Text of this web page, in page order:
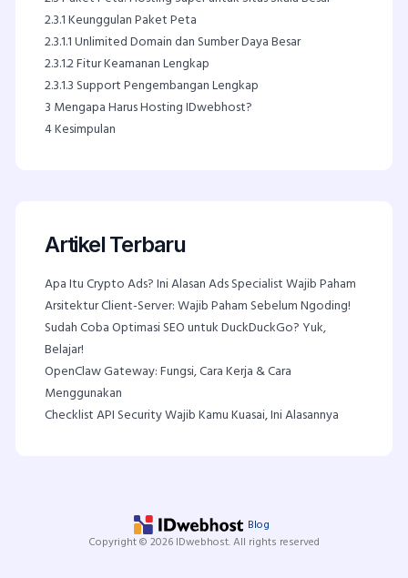
2.3.1Keunggulan Paket Peta
2.3.1.1Unlimited Domain dan Sumber Daya Besar
2.3.1.2Fitur Keamanan Lengkap
2.3.1.3 Support Pengembangan Lengkap
3 Mengapa Harus Hosting IDwebhost?
4Kesimpulan
Artikel Terbaru
Apa Itu Crypto Ads? Ini Alasan Ads Specialist Wajib Paham
Arsitektur Client-Server: Wajib Paham Sebelum Ngoding!
Sudah Coba Optimasi SEO untuk DuckDuckGo? Yuk,
Belajar!
OpenClaw Gateway: Fungsi, Cara Kerja & Cara
Menggunakan
Checklist API Security Wajib Kamu Kuasai, Ini Alasannya
Blog
Copyright © 2026 IDwebhost. All rights reserved